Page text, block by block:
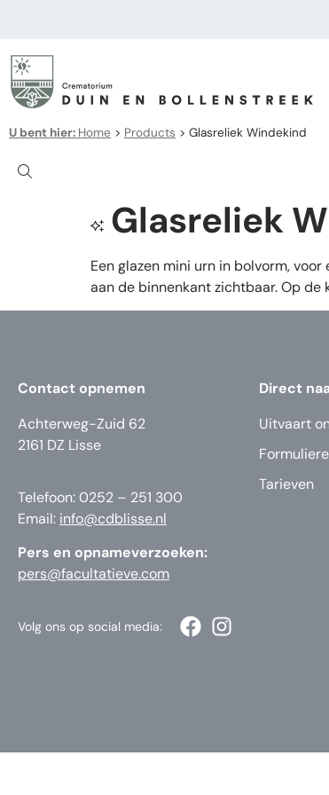
U bent hier: Home > Products > Glasreliek Windekind
Glasreliek
Een glazen mini urn in bolvorm,
aan de binnenkant zichtbaar. Op
Contact opnemen
Achterweg-Zuid 62
2161 DZ Lisse
Telefoon: 0252 – 251 300
Email: info@cdblisse.nl
Pers en opnameverzoeken:
pers@facultatieve.com
Direct
Uitvaart
Tarieven
Volg ons op social media: